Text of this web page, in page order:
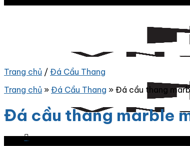
Trang chủ / Đá Cầu Thang
Trang chủ » Đá Cầu Thang » Đá cầu thang
Đá cầu thang marble
Giảm giá!